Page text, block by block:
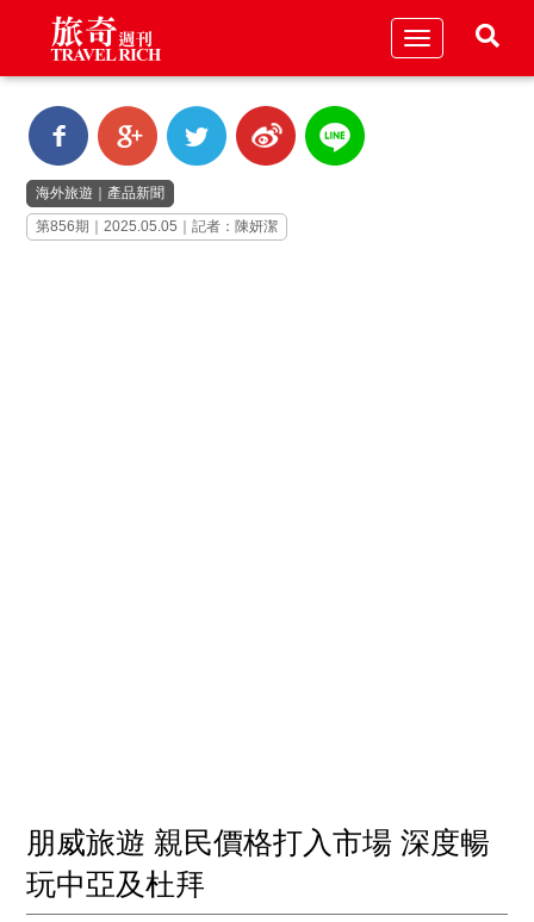
Toggle
海外旅遊
產品新聞
第856期｜2025.05.05｜記者：陳妍潔
朋威旅遊 親民價格打入市場 深度暢
玩中亞及杜拜